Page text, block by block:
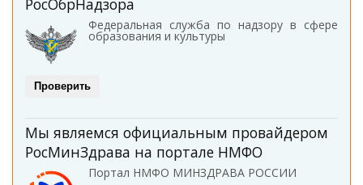
РосОбрНадзора
Федеральная служба по надзору в сфере
образования и культуры
Проверить
Мы являемся официальным провайдером
РосМинЗдрава на портале НМФО
Портал НМФО МИНЗДРАВА РОССИИ